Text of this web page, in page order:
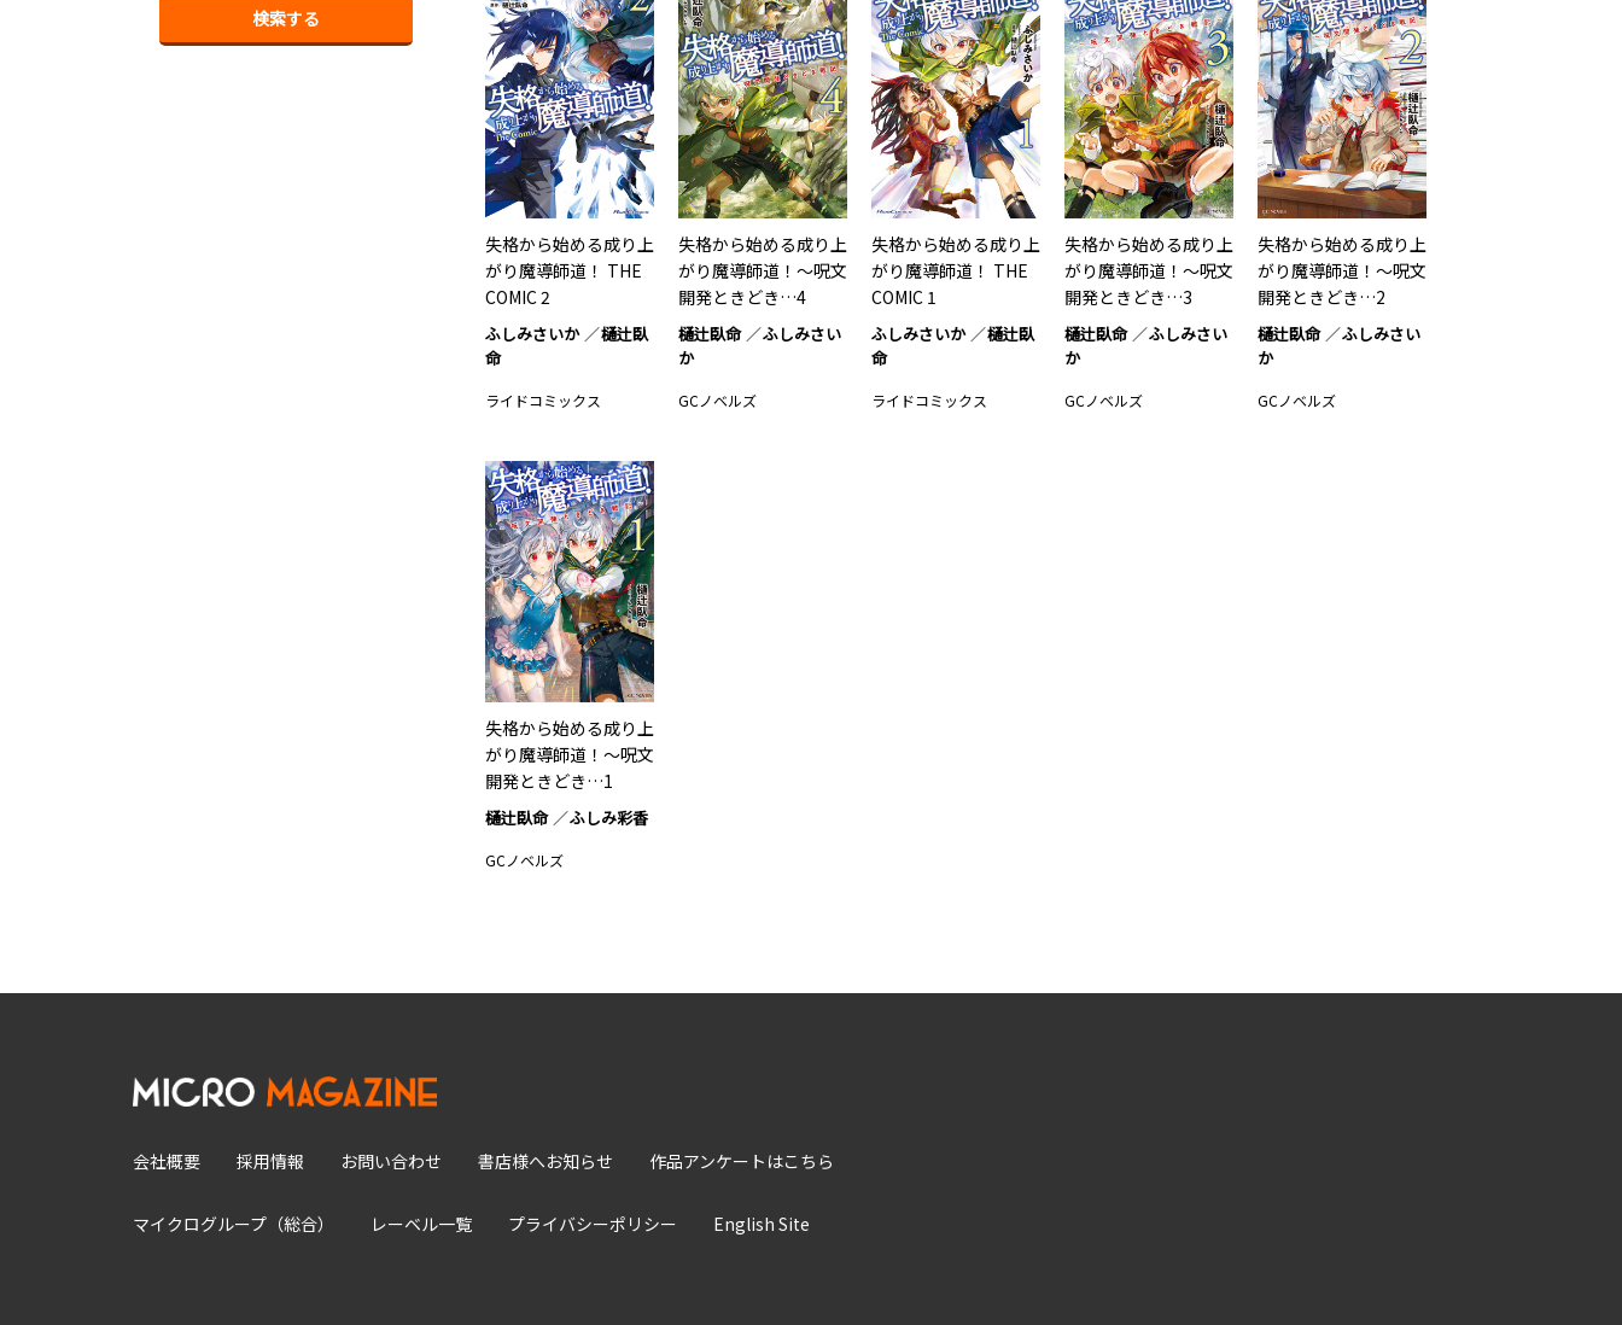
失格から始める成り上
がり魔導師道！ THE
COMIC 2
ふしみさいか
樋辻臥
命
ライドコミックス
失格から始める成り上
がり魔導師道！～呪文
開発ときどき…4
樋辻臥命
ふしみさい
か
GCノベルズ
失格から始める成り上
がり魔導師道！ THE
COMIC 1
ふしみさいか
樋辻臥
命
ライドコミックス
失格から始める成り上
がり魔導師道！～呪文
開発ときどき…3
樋辻臥命
ふしみさい
か
GCノベルズ
失格から始める成り上
がり魔導師道！～呪文
開発ときどき…2
樋辻臥命
ふしみさい
か
GCノベルズ
失格から始める成り上
がり魔導師道！～呪文
開発ときどき…1
樋辻臥命 ふしみ彩香
GCノベルズ
会社概要 採用情報 お問い合わせ 書店様へお知らせ 作品アンケートはこちら
マイクログループ（総合） レーベル一覧 プライバシーポリシー English Site